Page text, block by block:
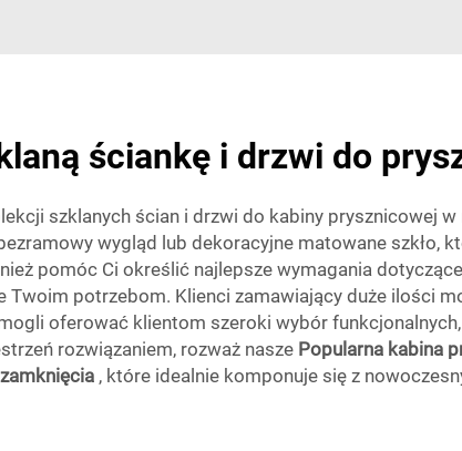
ściankę i drzwi do
szklanych ścian i drzwi do kabiny prysznicowej
wygląd lub dekoracyjne matowane szkło,
pomóc Ci określić najlepsze wymagania
potrzebom. Klienci zamawiający duże ilości
oferować klientom szeroki wybór
rozwiązaniem, rozważ nasze Popularna kabina
, które idealnie komponuje się z